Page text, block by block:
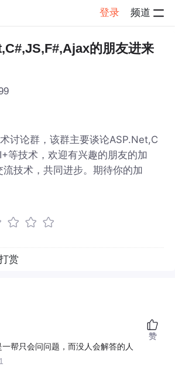
登录 频道
的朋友进来
讨论群，该群主要谈论ASP.Net,C
等技术，欢迎有兴趣的朋友的加
流技术，共同进步。期待你的加
赏
帮只会问问题，而没人会解答的人
赞